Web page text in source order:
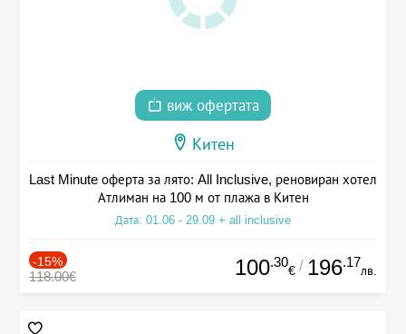
виж офертата
Китен
Last Minute оферта за лято: All Inclusive, реновиран хотел
Атлиман на 100 м от плажа в Китен
Дата: 01.06 - 29.09 + all inclusive
-15%
118.00€ 100.30
€ / 196.17
лв.